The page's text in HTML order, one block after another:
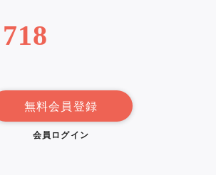
718
無料会員登録
会員ログイン